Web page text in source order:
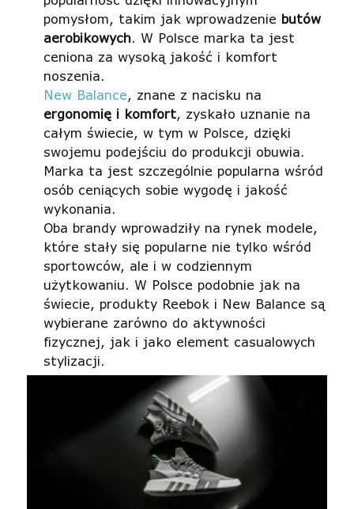
pomysłom, takim jak wprowadzenie butów
aerobikowych. W Polsce marka ta jest
ceniona za wysoką jakość i komfort
noszenia.
New Balance, znane z nacisku na
ergonomię i komfort, zyskało uznanie na
całym świecie, w tym w Polsce, dzięki
swojemu podejściu do produkcji obuwia.
Marka ta jest szczególnie popularna wśród
osób ceniących sobie wygodę i jakość
wykonania.
Oba brandy wprowadziły na rynek modele,
które stały się popularne nie tylko wśród
sportowców, ale i w codziennym
użytkowaniu. W Polsce podobnie jak na
świecie, produkty Reebok i New Balance są
wybierane zarówno do aktywności
fizycznej, jak i jako element casualowych
stylizacji.